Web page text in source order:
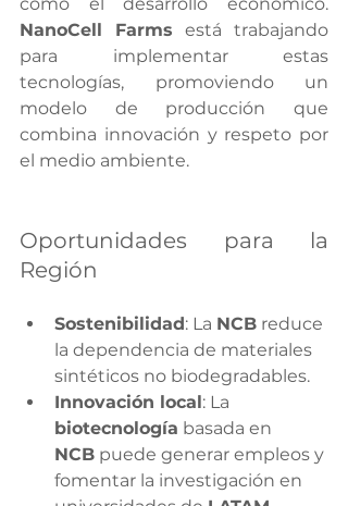
NanoCell Farms está trabajando
para implementar estas
tecnologías, promoviendo un
modelo de producción que
combina innovación y respeto por
el medio ambiente.
Oportunidades para la
Región
Sostenibilidad: La NCB reduce
la dependencia de materiales
sintéticos no biodegradables.
Innovación local: La
biotecnología basada en
NCB puede generar empleos y
fomentar la investigación en